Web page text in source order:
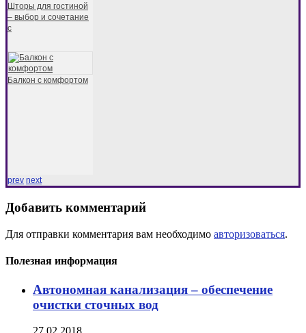
Шторы для гостиной
– выбор и сочетание
с
Балкон с комфортом
prev next
Добавить комментарий
Для отправки комментария вам необходимо авторизоваться.
Полезная информация
Автономная канализация – обеспечение
очистки сточных вод